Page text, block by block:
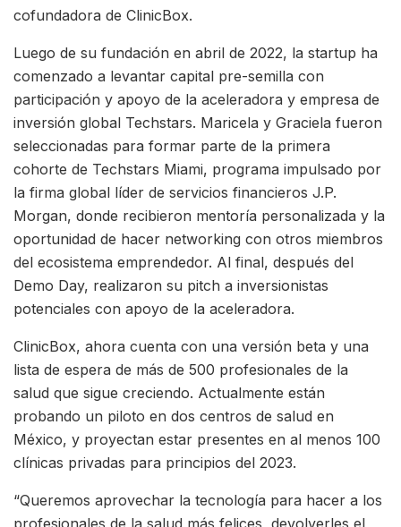
cofundadora de ClinicBox.
Luego de su fundación en abril de 2022, la startup ha
comenzado a levantar capital pre-semilla con
participación y apoyo de la aceleradora y empresa de
inversión global Techstars. Maricela y Graciela fueron
seleccionadas para formar parte de la primera
cohorte de Techstars Miami, programa impulsado por
la firma global líder de servicios financieros J.P.
Morgan, donde recibieron mentoría personalizada y la
oportunidad de hacer networking con otros miembros
del ecosistema emprendedor. Al final, después del
Demo Day, realizaron su pitch a inversionistas
potenciales con apoyo de la aceleradora.
ClinicBox, ahora cuenta con una versión beta y una
lista de espera de más de 500 profesionales de la
salud que sigue creciendo. Actualmente están
probando un piloto en dos centros de salud en
México, y proyectan estar presentes en al menos 100
clínicas privadas para principios del 2023.
“Queremos aprovechar la tecnología para hacer a los
profesionales de la salud más felices, devolverles el